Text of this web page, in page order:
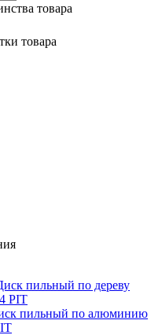
товара
товара
пильный по дереву
PIT
пильный по алюминию